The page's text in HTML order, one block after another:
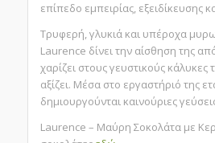
επίπεδο εμπειρίας, εξειδίκευσης
Τρυφερή, γλυκιά και υπέροχα
Laurence δίνει την αίσθηση της
χαρίζει στους γευστικούς
αξίζει. Μέσα στο εργαστήριό της
δημιουργούνται καινούριες
Laurence – Μαύρη Σοκολάτα με